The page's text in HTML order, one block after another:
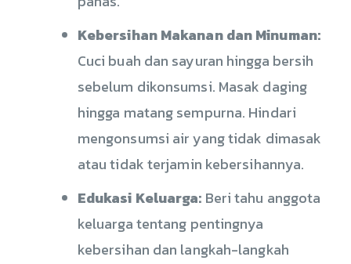
Kebersihan Makanan dan Minuman:
Cuci buah dan sayuran hingga bersih
sebelum dikonsumsi. Masak daging
hingga matang sempurna. Hindari
mengonsumsi air yang tidak dimasak
atau tidak terjamin kebersihannya.
Edukasi Keluarga: Beri tahu anggota
keluarga tentang pentingnya
kebersihan dan langkah-langkah